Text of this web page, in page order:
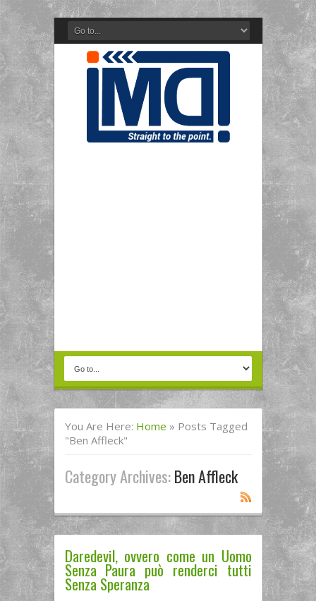
You Are Here: Home » Posts Tagged
"Ben Affleck"
Category Archives:Ben Affleck
Daredevil, ovvero come un Uomo
Senza Paura può renderci tutti
Senza Speranza